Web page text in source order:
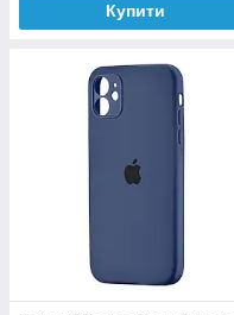
Купити